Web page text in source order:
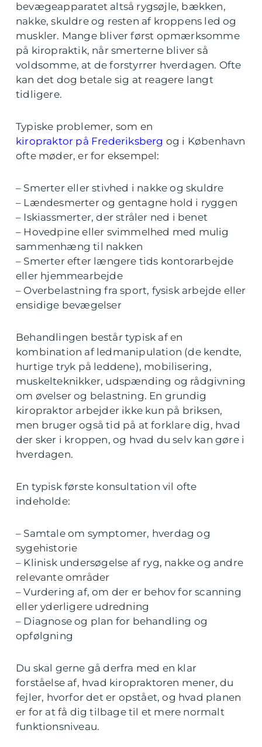
bevægeapparatet altså rygsøjle, bækken,
nakke, skuldre og resten af kroppens led og
muskler. Mange bliver først opmærksomme
på kiropraktik, når smerterne bliver så
voldsomme, at de forstyrrer hverdagen. Ofte
kan det dog betale sig at reagere langt
tidligere.
Typiske problemer, som en
kiropraktor på Frederiksberg og i København
ofte møder, er for eksempel:
– Smerter eller stivhed i nakke og skuldre
– Lændesmerter og gentagne hold i ryggen
– Iskiassmerter, der stråler ned i benet
– Hovedpine eller svimmelhed med mulig
sammenhæng til nakken
– Smerter efter længere tids kontorarbejde
eller hjemmearbejde
– Overbelastning fra sport, fysisk arbejde eller
ensidige bevægelser
Behandlingen består typisk af en
kombination af ledmanipulation (de kendte,
hurtige tryk på leddene), mobilisering,
muskelteknikker, udspænding og rådgivning
om øvelser og belastning. En grundig
kiropraktor arbejder ikke kun på briksen,
men bruger også tid på at forklare dig, hvad
der sker i kroppen, og hvad du selv kan gøre i
hverdagen.
En typisk første konsultation vil ofte
indeholde:
– Samtale om symptomer, hverdag og
sygehistorie
– Klinisk undersøgelse af ryg, nakke og andre
relevante områder
– Vurdering af, om der er behov for scanning
eller yderligere udredning
– Diagnose og plan for behandling og
opfølgning
Du skal gerne gå derfra med en klar
forståelse af, hvad kiropraktoren mener, du
fejler, hvorfor det er opstået, og hvad planen
er for at få dig tilbage til et mere normalt
funktionsniveau.